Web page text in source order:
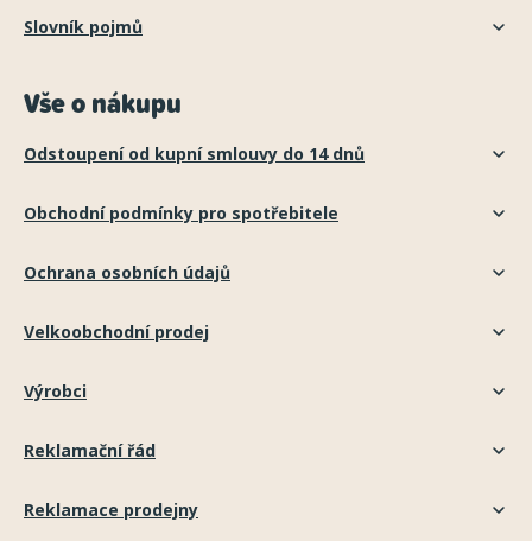
Slovník pojmů
Vše o nákupu
Odstoupení od kupní smlouvy do 14 dnů
Obchodní podmínky pro spotřebitele
Ochrana osobních údajů
Velkoobchodní prodej
Výrobci
Reklamační řád
Reklamace prodejny